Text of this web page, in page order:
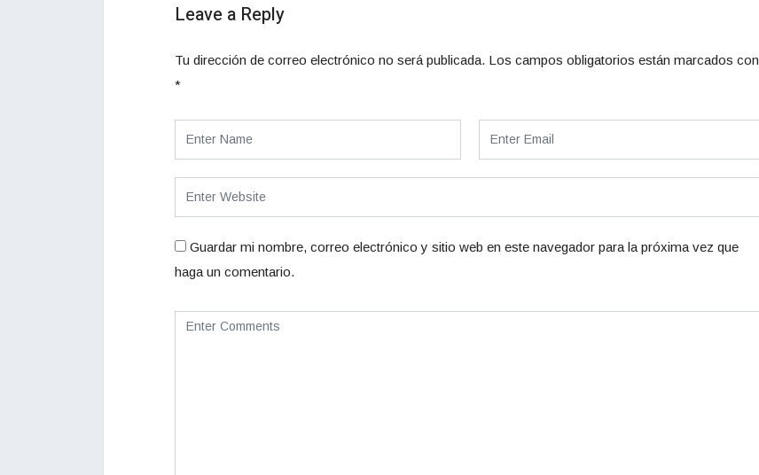
Leave a Reply
Tu dirección de correo electrónico no será publicada. Los campos obligatorios están marcados con
*
Guardar mi nombre, correo electrónico y sitio web en este navegador para la próxima vez que
haga un comentario.